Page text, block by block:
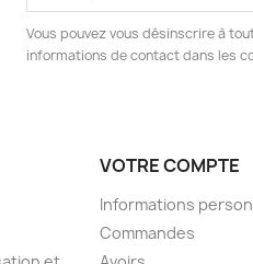
Vous pouvez vous désinscrire à
informations de contact dans les
VOTRE COMPTE
Informations
Commandes